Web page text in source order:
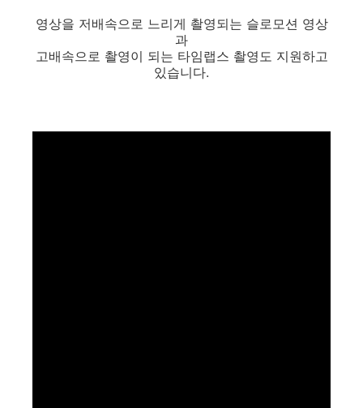
영상을 저배속으로 느리게 촬영되는 슬로모션 영상
과
고배속으로 촬영이 되는 타임랩스 촬영도 지원하고
있습니다.